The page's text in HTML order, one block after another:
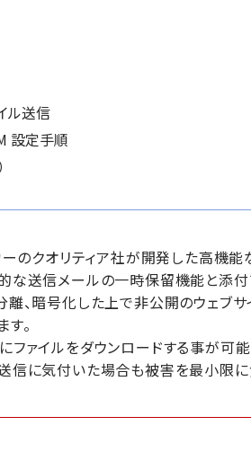
ル送信
設定手順
クオリティア社が開発した高機能
送信メールの一時保留機能と添付
、暗号化した上で非公開のウェブ
。
ァイルをダウンロードする事が可
に気付いた場合も被害を最小限に